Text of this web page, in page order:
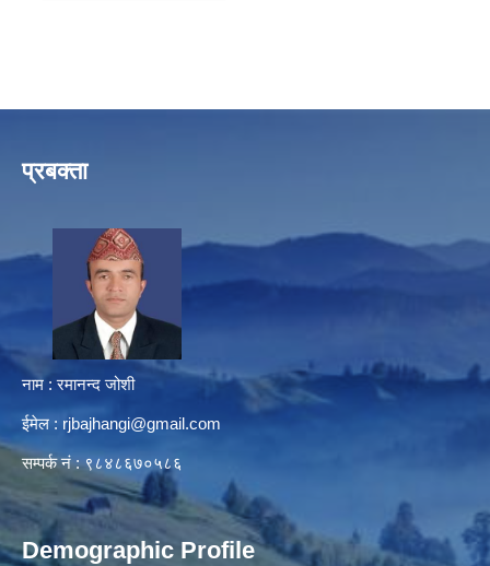
प्रबक्ता
नाम : रमानन्द जोशी
ईमेल : rjbajhangi@gmail.com
सम्पर्क नं : ९८४८६७०५८६
Demographic Profile